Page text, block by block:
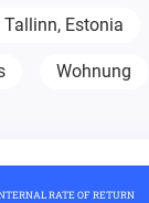
Estonia
Wohnung
RATE OF RETURN